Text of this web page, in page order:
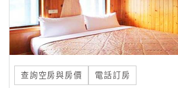
訂
單
管
查詢空房與房價 電話訂房